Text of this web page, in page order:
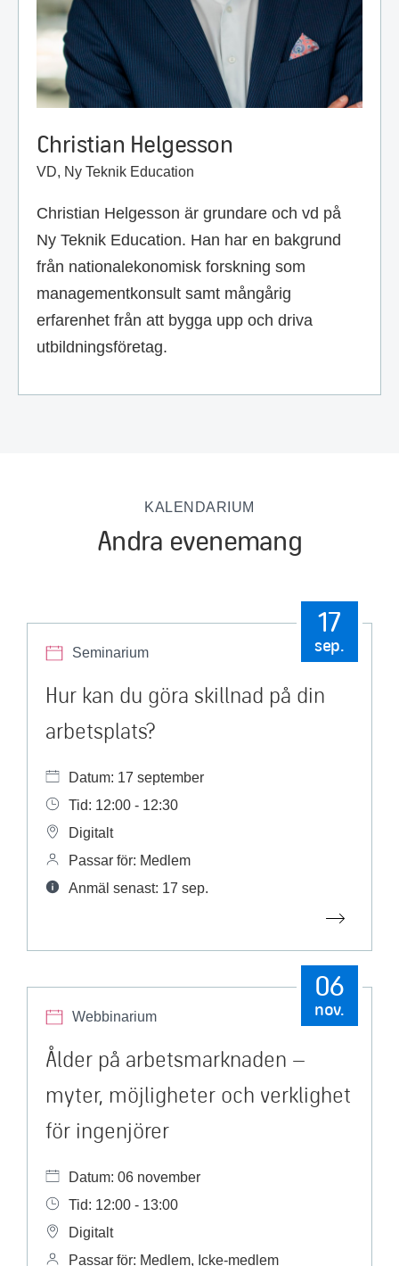
Christian Helgesson
VD, Ny Teknik Education
Christian Helgesson är grundare och vd på
Ny Teknik Education. Han har en bakgrund
från nationalekonomisk forskning som
managementkonsult samt mångårig
erfarenhet från att bygga upp och driva
utbildningsföretag.
KALENDARIUM
Andra evenemang
Seminarium
17
sep.
Hur kan du göra skillnad på din
arbetsplats?
Datum: 17 september
Tid: 12:00 - 12:30
Digitalt
Passar för: Medlem
Anmäl senast: 17 sep.
Webbinarium
06
nov.
Ålder på arbetsmarknaden –
myter, möjligheter och verklighet
för ingenjörer
Datum: 06 november
Tid: 12:00 - 13:00
Digitalt
Passar för: Medlem, Icke-medlem